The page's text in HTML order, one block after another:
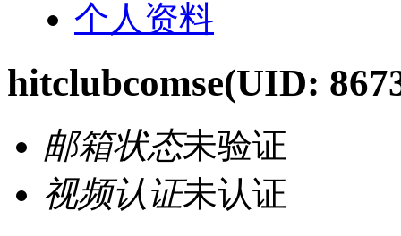
个人资料
hitclubcomse(UID:
邮箱状态未验证
视频认证未认证